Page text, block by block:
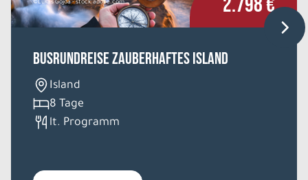
WEITERE LEISTUNGEN
©Lukas Gojda - stock.adobe.com
Busrundreise Zauberhaftes Island
Island
8 Tage
lt. Programm